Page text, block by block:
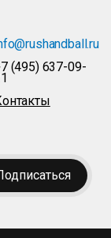
(495) 637-09-